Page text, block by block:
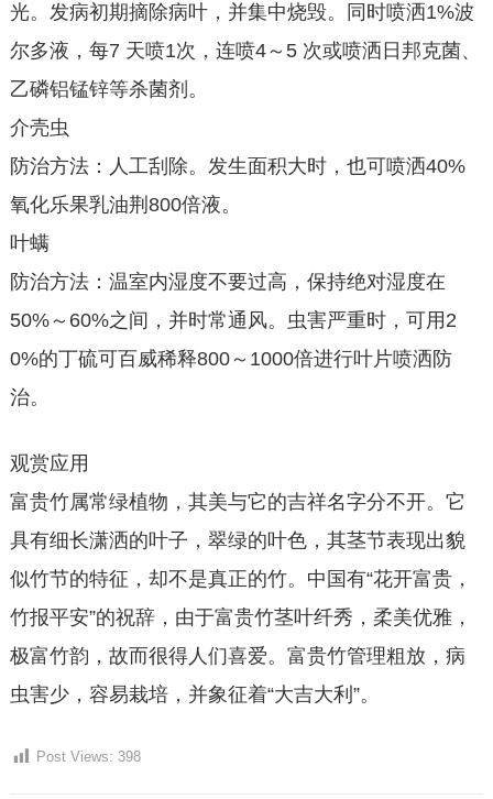
光。发病初期摘除病叶，并集中烧毁。同时喷洒1%波
尔多液，每7 天喷1次，连喷4～5 次或喷洒日邦克菌、
乙磷铝锰锌等杀菌剂。
介壳虫
防治方法：人工刮除。发生面积大时，也可喷洒40%
氧化乐果乳油荆800倍液。
叶螨
防治方法：温室内湿度不要过高，保持绝对湿度在
50%～60%之间，并时常通风。虫害严重时，可用2
0%的丁硫可百威稀释800～1000倍进行叶片喷洒防
治。
观赏应用
富贵竹属常绿植物，其美与它的吉祥名字分不开。它
具有细长潇洒的叶子，翠绿的叶色，其茎节表现出貌
似竹节的特征，却不是真正的竹。中国有“花开富贵，
竹报平安”的祝辞，由于富贵竹茎叶纤秀，柔美优雅，
极富竹韵，故而很得人们喜爱。富贵竹管理粗放，病
虫害少，容易栽培，并象征着“大吉大利”。
Post Views: 398